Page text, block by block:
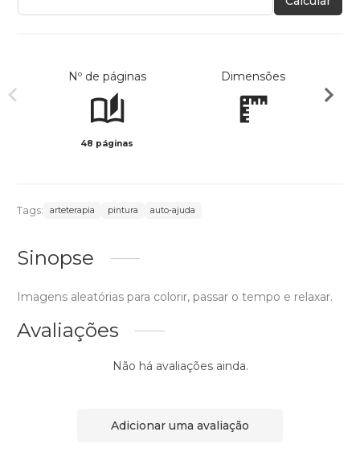
Nº de páginas
48 páginas
Dimensões
Tags: arteterapia pintura auto-ajuda
Sinopse
Imagens aleatórias para colorir, passar o tempo e relaxar.
Avaliações
Não há avaliações ainda.
Adicionar uma avaliação